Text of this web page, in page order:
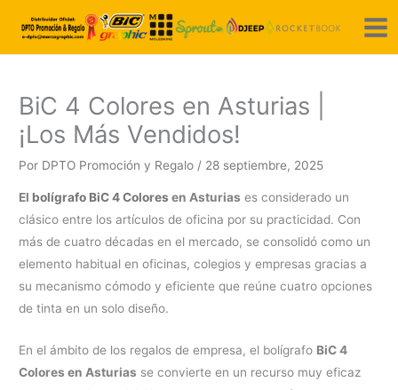
contenido
BiC 4 Colores en Asturias |
¡Los Más Vendidos!
Por DPTO Promoción y Regalo / 28 septiembre, 2025
El bolígrafo BiC 4 Colores en Asturias es considerado un
clásico entre los artículos de oficina por su practicidad. Con
más de cuatro décadas en el mercado, se consolidó como un
elemento habitual en oficinas, colegios y empresas gracias a
su mecanismo cómodo y eficiente que reúne cuatro opciones
de tinta en un solo diseño.
En el ámbito de los regalos de empresa, el bolígrafo BiC 4
Colores en Asturias se convierte en un recurso muy eficaz